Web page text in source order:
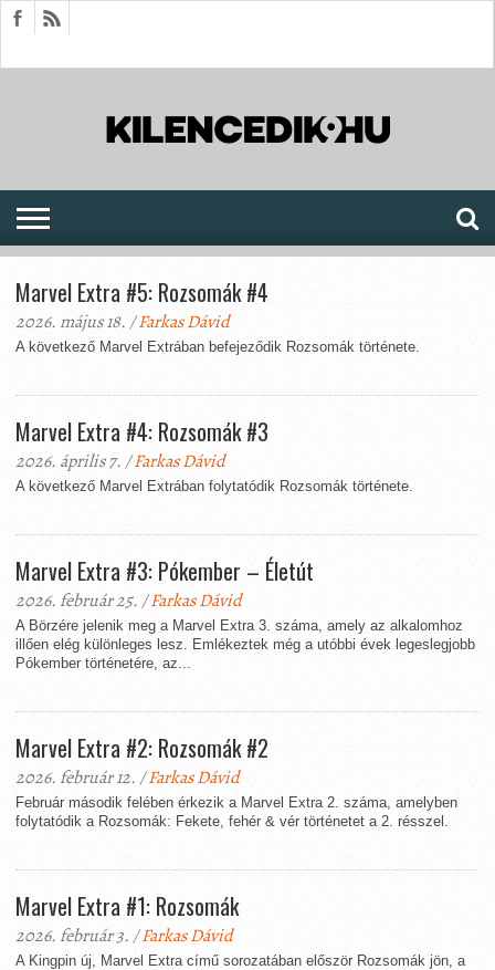
Marvel Extra #5: Rozsomák #4
2026. május 18. /Farkas Dávid
A következő Marvel Extrában befejeződik Rozsomák története.
Marvel Extra #4: Rozsomák #3
2026. április 7. /Farkas Dávid
A következő Marvel Extrában folytatódik Rozsomák története.
Marvel Extra #3: Pókember – Életút
2026. február 25. /Farkas Dávid
A Börzére jelenik meg a Marvel Extra 3. száma, amely az alkalomhoz
illően elég különleges lesz. Emlékeztek még a utóbbi évek legeslegjobb
Pókember történetére, az...
Marvel Extra #2: Rozsomák #2
2026. február 12. /Farkas Dávid
Február második felében érkezik a Marvel Extra 2. száma, amelyben
folytatódik a Rozsomák: Fekete, fehér & vér történetet a 2. résszel.
Marvel Extra #1: Rozsomák
2026. február 3. /Farkas Dávid
A Kingpin új, Marvel Extra című sorozatában először Rozsomák jön, a